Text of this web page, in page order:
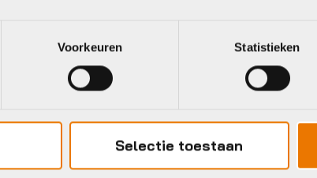
Voorkeuren Statistieken
Selectie toestaan